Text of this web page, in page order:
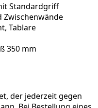
Standardgriff
Zwischenwände
Tablare
350 mm
der jederzeit gegen